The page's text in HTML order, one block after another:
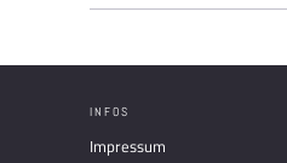
INFOS
Impressum